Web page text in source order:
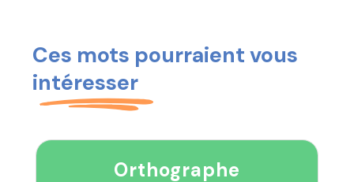
Ces mots pourraient vous
intéresser
Orthographe